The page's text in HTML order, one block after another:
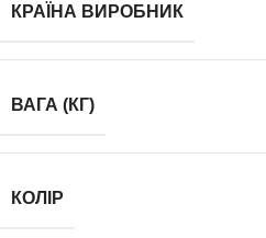
КРАЇНА ВИРОБНИК
ВАГА (КГ)
КОЛІР